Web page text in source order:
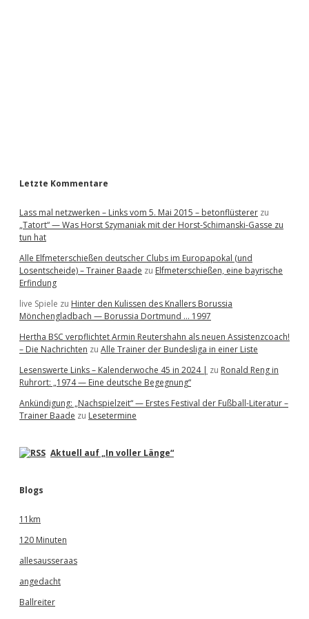
Letzte Kommentare
Lass mal netzwerken – Links vom 5. Mai 2015 – betonflüsterer zu
„Tatort“ — Was Horst Szymaniak mit der Horst-Schimanski-Gasse zu
tun hat
Alle Elfmeterschießen deutscher Clubs im Europapokal (und
Losentscheide) – Trainer Baade zu Elfmeterschießen, eine bayrische
Erfindung
live Spiele zu Hinter den Kulissen des Knallers Borussia
Mönchengladbach — Borussia Dortmund … 1997
Hertha BSC verpflichtet Armin Reutershahn als neuen Assistenzcoach!
– Die Nachrichten zu Alle Trainer der Bundesliga in einer Liste
Lesenswerte Links – Kalenderwoche 45 in 2024 | zu Ronald Reng in
Ruhrort: „1974 — Eine deutsche Begegnung“
Ankündigung: „Nachspielzeit“ — Erstes Festival der Fußball-Literatur –
Trainer Baade zu Lesetermine
Aktuell auf „In voller Länge“
Blogs
11km
120 Minuten
allesausseraas
angedacht
Ballreiter